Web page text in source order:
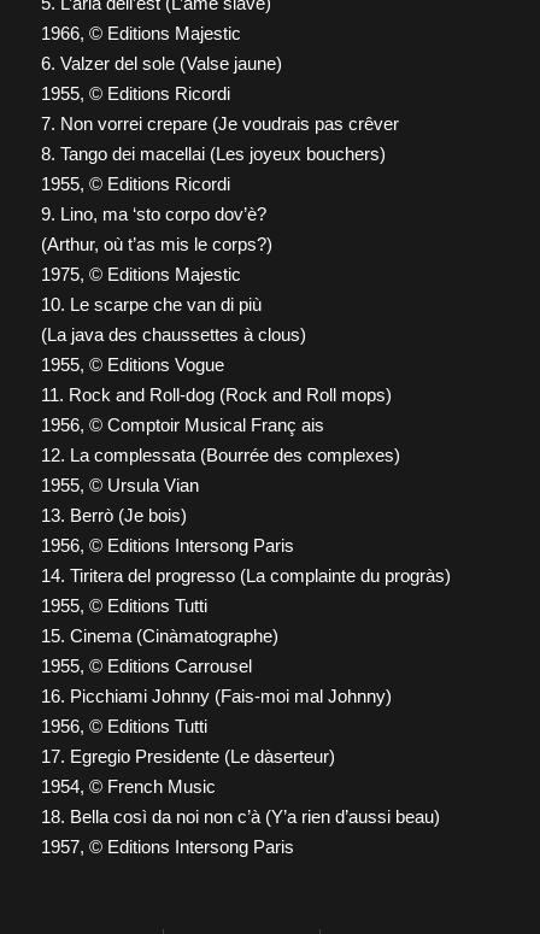
1966, © Editions Majestic
6. Valzer del sole (Valse jaune)
1955, © Editions Ricordi
7. Non vorrei crepare (Je voudrais pas crêver
8. Tango dei macellai (Les joyeux bouchers)
1955, © Editions Ricordi
9. Lino, ma ‘sto corpo dov’è?
(Arthur, où t’as mis le corps?)
1975, © Editions Majestic
10. Le scarpe che van di più
(La java des chaussettes à clous)
1955, © Editions Vogue
11. Rock and Roll-dog (Rock and Roll mops)
1956, © Comptoir Musical Franç ais
12. La complessata (Bourrée des complexes)
1955, © Ursula Vian
13. Berrò (Je bois)
1956, © Editions Intersong Paris
14. Tiritera del progresso (La complainte du progràs)
1955, © Editions Tutti
15. Cinema (Cinàmatographe)
1955, © Editions Carrousel
16. Picchiami Johnny (Fais-moi mal Johnny)
1956, © Editions Tutti
17. Egregio Presidente (Le dàserteur)
1954, © French Music
18. Bella così da noi non c’à (Y’a rien d’aussi beau)
1957, © Editions Intersong Paris